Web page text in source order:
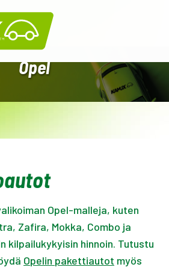
Opel
Opel-malleja, kuten
Zafira, Mokka, Combo ja
kilpailukykyisin hinnoin. Tutustu
Opelin pakettiautot myös